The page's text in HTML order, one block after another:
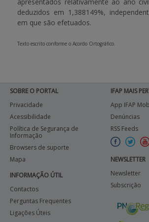
deduzidos em 1,388149%,
em que são efetuados.
Texto escrito conforme o Acordo Ortográfico.
SOBRE O PORTAL
Privacidade
Acessibilidade
Política de Segurança de
Informação
Browsers de suporte
Mapa
INFORMAÇÃO ÚTIL
Contactos
Perguntas Frequentes
Ligações Úteis
IFAP MAIS
App IFAP
Denúncias
RSS Feeds
NEWSLETTER
Newsletter
Subscrição